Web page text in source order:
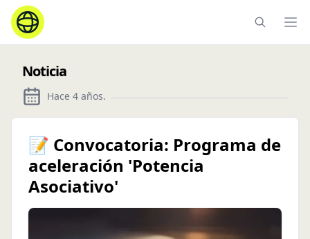
Noticia
Hace 4 años.
📝 Convocatoria: Programa de
aceleración 'Potencia
Asociativo'